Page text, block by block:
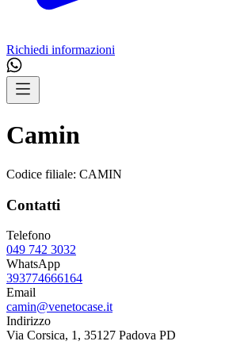
Richiedi informazioni
Camin
Codice filiale: CAMIN
Contatti
Telefono
049 742 3032
WhatsApp
393774666164
Email
camin@venetocase.it
Indirizzo
Via Corsica, 1, 35127 Padova PD